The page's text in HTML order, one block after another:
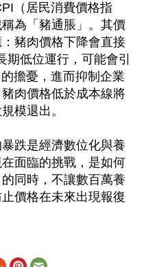
（居民消費價格指
為「豬通脹」。其價
豬肉價格下降會直接
低位運行，可能會引
擔憂，進而抑制企業
肉價格低於成本線將
模退出。
跌是經濟數位化與養
面臨的挑戰，是如何
同時，不讓數百萬養
價格在未來出現報復